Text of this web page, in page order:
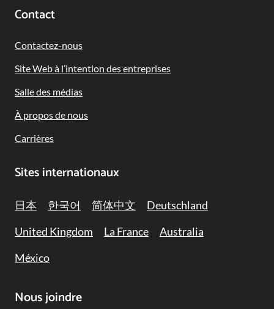
Contact
Contactez-nous
Site Web à l’intention des entreprises
Salle des médias
À propos de nous
Carrières
Sites internationaux
日本 한국어 简体中文
Deutschland
United Kingdom
La France
Australia
México
Nous joindre